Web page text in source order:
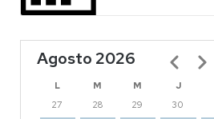
Agosto 2026
L M M J
27
28 29 30
Paginación